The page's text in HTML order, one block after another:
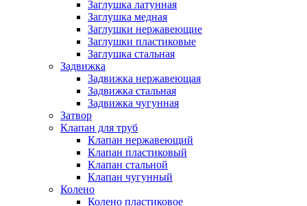
Заглушка латунная
Заглушка медная
Заглушки нержавеющие
Заглушки пластиковые
Заглушка стальная
Задвижка
Задвижка нержавеющая
Задвижка стальная
Задвижка чугунная
Затвор
Клапан для труб
Клапан нержавеющий
Клапан пластиковый
Клапан стальной
Клапан чугунный
Колено
Колено пластиковое